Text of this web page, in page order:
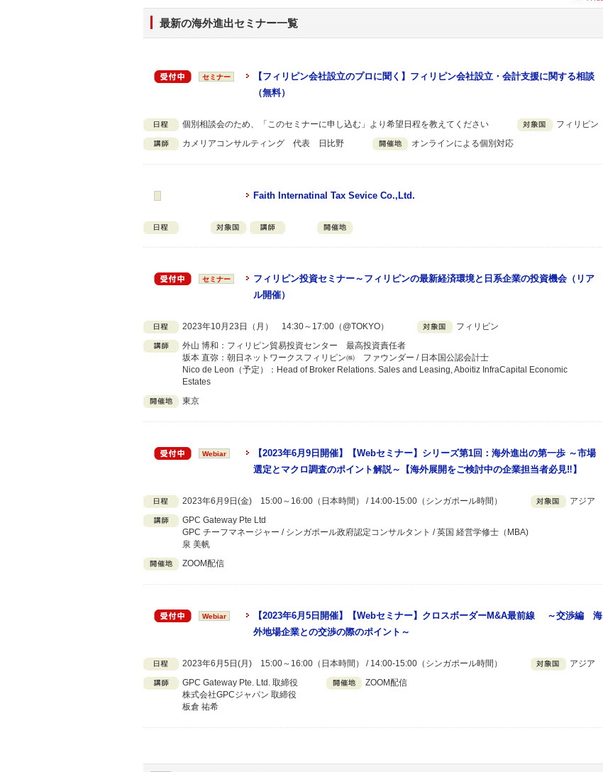
最新の海外進出セミナー一覧
セミナー
【フィリピン会社設立のプロに聞く】フィリピン会社設立・会計支援に関する相談
（無料）
個別相談会のため、「このセミナーに申し込む」より希望日程を教えてください フィリピン
カメリアコンサルティング 代表 日比野 オンラインによる個別対応
Faith Internatinal Tax Sevice Co.,Ltd.
セミナー
フィリピン投資セミナー～フィリピンの最新経済環境と日系企業の投資機会（リア
ル開催）
2023年10月23日（月） 14:30～17:00（@TOKYO） フィリピン
外山 博和：フィリピン貿易投資センター 最高投資責任者
坂本 直弥：朝日ネットワークスフィリピン㈱ ファウンダー / 日本国公認会計士
Nico de Leon（予定）：Head of Broker Relations. Sales and Leasing, Aboitiz InfraCapital Economic
Estates
東京
Webiar
【2023年6月9日開催】【Webセミナー】シリーズ第1回：海外進出の第一歩 ～市場
選定とマクロ調査のポイント解説～【海外展開をご検討中の企業担当者必見‼】
2023年6月9日(金) 15:00～16:00（日本時間） / 14:00-15:00（シンガポール時間） アジア
GPC Gateway Pte Ltd
GPC チーフマネージャー / シンガポール政府認定コンサルタント / 英国 経営学修士（MBA)
泉 美帆
ZOOM配信
Webiar
【2023年6月5日開催】【Webセミナー】クロスボーダーM&A最前線 ～交渉編 海
外地場企業との交渉の際のポイント～
2023年6月5日(月) 15:00～16:00（日本時間） / 14:00-15:00（シンガポール時間） アジア
GPC Gateway Pte. Ltd. 取締役
株式会社GPCジャパン 取締役
板倉 祐希
ZOOM配信